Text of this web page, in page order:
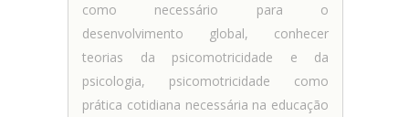
como necessário para o
desenvolvimento global, conhecer
teorias da psicomotricidade e da
psicologia, psicomotricidade como
prática cotidiana necessária na educação